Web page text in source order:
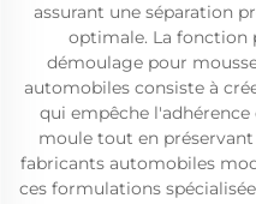
assurant une séparation
optimale. La fonction
démoulage pour
automobiles consiste à
qui empêche l'adhérence
moule tout en
fabricants automobiles
ces formulations